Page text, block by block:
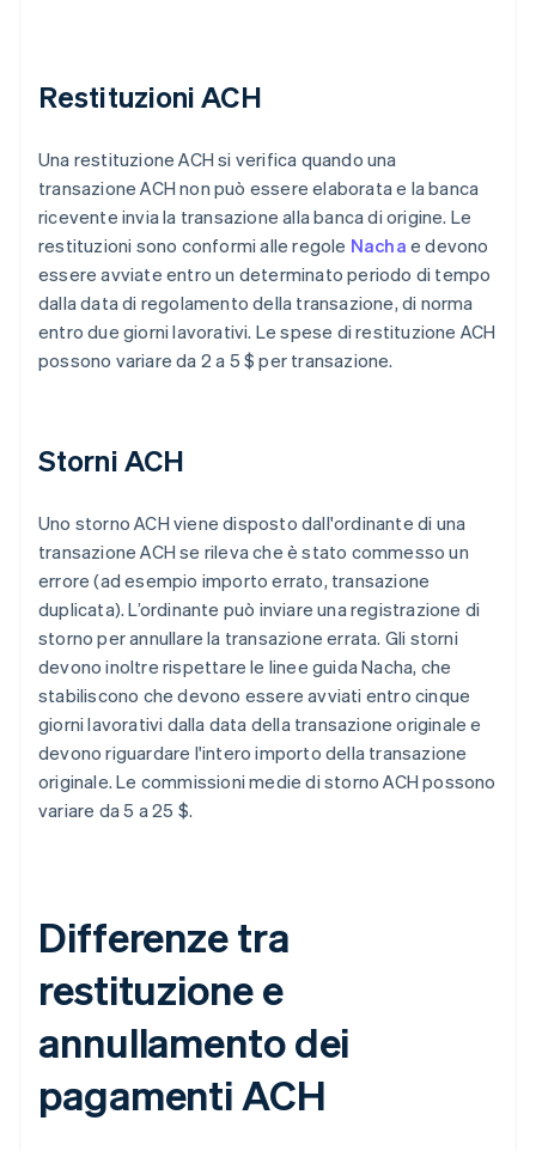
Restituzioni ACH
Una restituzione ACH si verifica quando una
transazione ACH non può essere elaborata e la banca
ricevente invia la transazione alla banca di origine. Le
restituzioni sono conformi alle regole Nacha e devono
essere avviate entro un determinato periodo di tempo
dalla data di regolamento della transazione, di norma
entro due giorni lavorativi. Le spese di restituzione ACH
possono variare da 2 a 5 $ per transazione.
Storni ACH
Uno storno ACH viene disposto dall'ordinante di una
transazione ACH se rileva che è stato commesso un
errore (ad esempio importo errato, transazione
duplicata). L’ordinante può inviare una registrazione di
storno per annullare la transazione errata. Gli storni
devono inoltre rispettare le linee guida Nacha, che
stabiliscono che devono essere avviati entro cinque
giorni lavorativi dalla data della transazione originale e
devono riguardare l'intero importo della transazione
originale. Le commissioni medie di storno ACH possono
variare da 5 a 25 $.
Differenze tra
restituzione e
annullamento dei
pagamenti ACH